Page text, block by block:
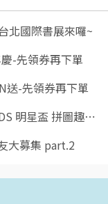
北國際書展來囉~
-先領券再下單
送-先領券再下單
明星盃 拼圖趣⋯
大募集 part.2